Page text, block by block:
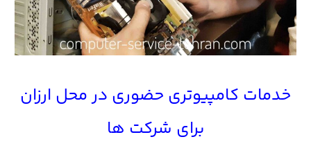
خدمات کامپیوتری حضوری در محل ارزان
برای شرکت ها